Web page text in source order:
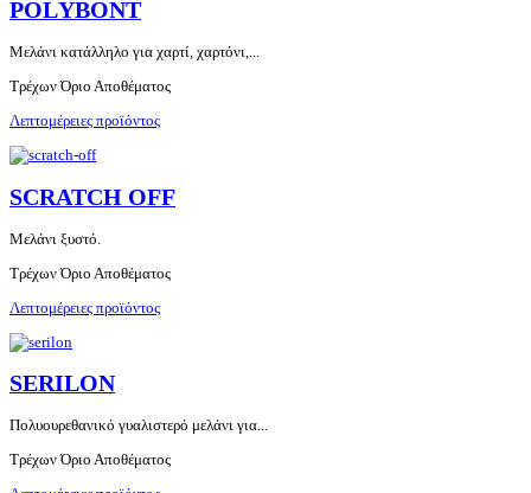
POLΥBONT
Μελάνι κατάλληλο για χαρτί, χαρτόνι,...
Τρέχων Όριο Αποθέματος
Λεπτομέρειες προϊόντος
SCRATCH OFF
Μελάνι ξυστό.
Τρέχων Όριο Αποθέματος
Λεπτομέρειες προϊόντος
SERILON
Πολυουρεθανικό γυαλιστερό μελάνι για...
Τρέχων Όριο Αποθέματος